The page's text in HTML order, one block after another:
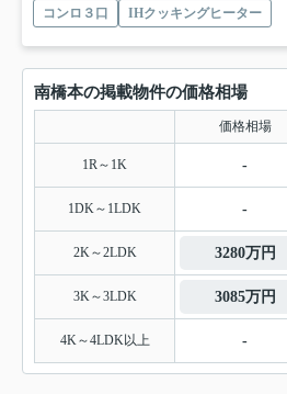
コンロ３口
IHクッキングヒーター
南橋本の掲載物件の価格相場
価格相場
1R～1K -
1DK～1LDK -
2K～2LDK 3280万円
3K～3LDK 3085万円
4K～4LDK以上 -